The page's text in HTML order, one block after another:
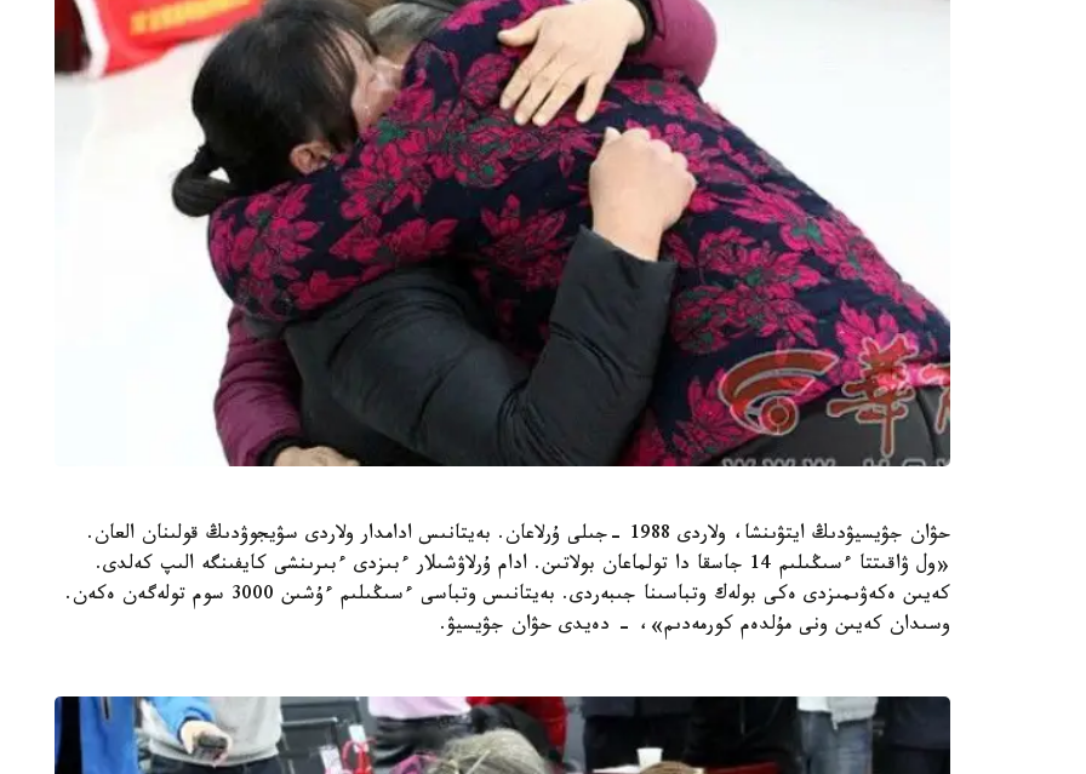
حۋان جۋيسيۋدىڭ ايتۋىنشا، ولاردى 1988 -جىلى ۇرلاعان. بەيتانىس ادامدار ولاردى سۋيجوۋدىڭ قولىنان العان.
«ول ۋاقىتتا ءسىڭىلىم 14 جاسقا دا تولماعان بولاتىن. ادام ۇرلاۋشىلار ءبىزدى ءبىرىنشى كايفىنگە الىپ كەلدى.
كەيىن ەكەۋىمىزدى ەكى بولەك وتباسىنا جىبەردى. بەيتانىس وتباسى ءسىڭىلىم ءۇشىن 3000 سوم تولەگەن ەكەن.
وسىدان كەيىن ونى مۇلدەم كورمەدىم»، - دەيدى حۋان جۋيسيۋ.